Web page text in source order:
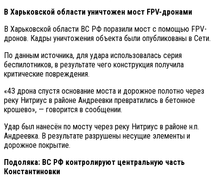
В Харьковской области уничтожен мост FPV-дронами
В Харьковской области ВС РФ поразили мост с помощью FPV-
дронов. Кадры уничтожения объекта были опубликованы в Сети.
По данным источника, для удара использовалась серия
беспилотников, в результате чего конструкция получила
критические повреждения.
«43 дрона спустя основание моста и дорожное полотно через
реку Нитриус в районе Андреевки превратились в бетонное
крошево», — говорится в сообщении.
Удар был нанесён по мосту через реку Нитриус в районе н.п.
Андреевка. В результате разрушены несущие элементы и
дорожное покрытие.
Подоляка: ВС РФ контролируют центральную часть
Константиновки